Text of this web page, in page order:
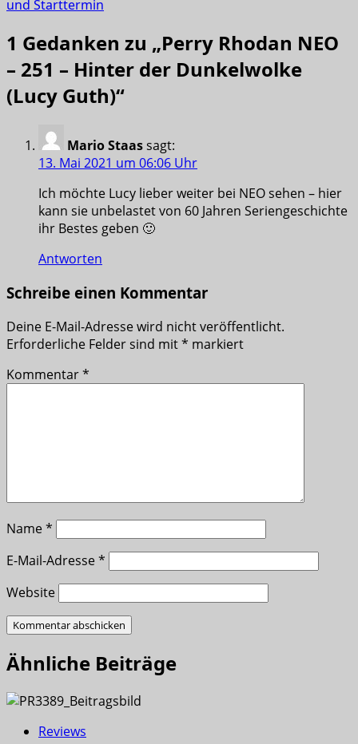
und Starttermin
1 Gedanken zu „Perry Rhodan NEO
– 251 – Hinter der Dunkelwolke
(Lucy Guth)“
Mario Staassagt:
13. Mai 2021 um 06:06 Uhr
Ich möchte Lucy lieber weiter bei NEO sehen – hier
kann sie unbelastet von 60 Jahren Seriengeschichte
ihr Bestes geben 🙂
Antworten
Schreibe einen Kommentar
Deine E-Mail-Adresse wird nicht veröffentlicht.
Erforderliche Felder sind mit* markiert
Kommentar*
Name*
E-Mail-Adresse*
Website
Ähnliche Beiträge
Reviews